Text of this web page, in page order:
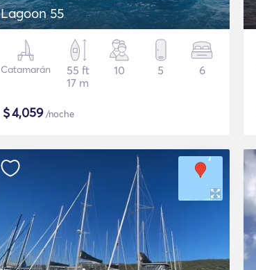
Lagoon 55
Catamarán
55 ft
17 m
10 5 6
$4,059/noche